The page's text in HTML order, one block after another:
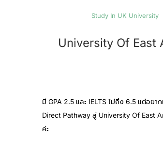
Study In UK University
University Of East
มี GPA 2.5 และ IELTS ไม่ถึง 6.5 แต่อยา
Direct Pathway สู่ University Of East
ค่ะ